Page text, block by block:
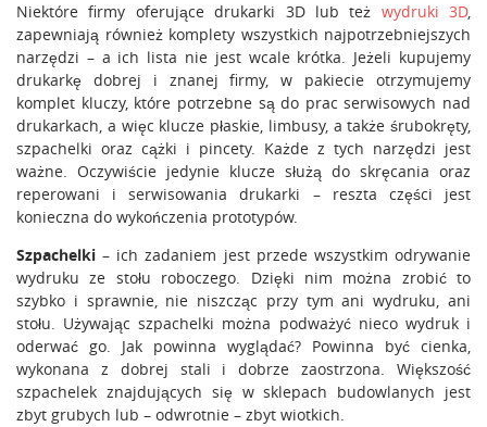
Niektóre firmy oferujące drukarki 3D lub też wydruki 3D,
zapewniają również komplety wszystkich najpotrzebniejszych
narzędzi – a ich lista nie jest wcale krótka. Jeżeli kupujemy
drukarkę dobrej i znanej firmy, w pakiecie otrzymujemy
komplet kluczy, które potrzebne są do prac serwisowych nad
drukarkach, a więc klucze płaskie, limbusy, a także śrubokręty,
szpachelki oraz cążki i pincety. Każde z tych narzędzi jest
ważne. Oczywiście jedynie klucze służą do skręcania oraz
reperowani i serwisowania drukarki – reszta części jest
konieczna do wykończenia prototypów.
Szpachelki– ich zadaniem jest przede wszystkim odrywanie
wydruku ze stołu roboczego. Dzięki nim można zrobić to
szybko i sprawnie, nie niszcząc przy tym ani wydruku, ani
stołu. Używając szpachelki można podważyć nieco wydruk i
oderwać go. Jak powinna wyglądać? Powinna być cienka,
wykonana z dobrej stali i dobrze zaostrzona. Większość
szpachelek znajdujących się w sklepach budowlanych jest
zbyt grubych lub – odwrotnie – zbyt wiotkich.